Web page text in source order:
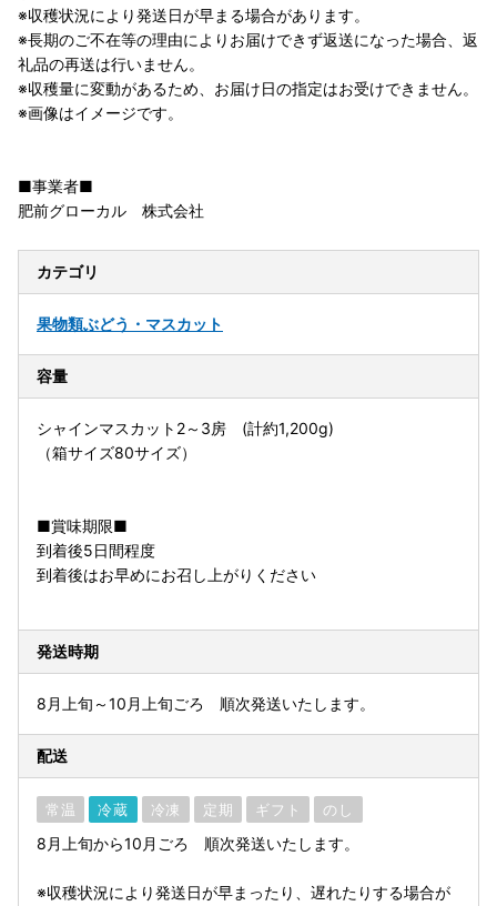
※収穫状況により発送日が早まる場合があります。
※長期のご不在等の理由によりお届けできず返送になった場合、返
礼品の再送は行いません。
※収穫量に変動があるため、お届け日の指定はお受けできません。
※画像はイメージです。
■事業者■
肥前グローカル 株式会社
カテゴリ
果物類ぶどう・マスカット
容量
シャインマスカット2～3房 (計約1,200g)
（箱サイズ80サイズ）
■賞味期限■
到着後5日間程度
到着後はお早めにお召し上がりください
発送時期
8月上旬～10月上旬ごろ 順次発送いたします。
配送
常温 冷蔵 冷凍 定期 ギフト のし
8月上旬から10月ごろ 順次発送いたします。
※収穫状況により発送日が早まったり、遅れたりする場合が